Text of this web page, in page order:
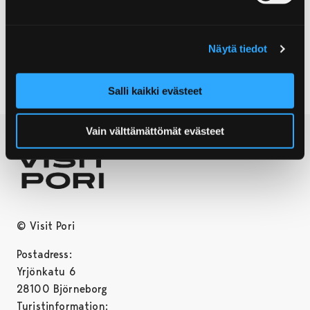
Näytä tiedot
Salli kaikki evästeet
Vain välttämättömät evästeet
© Visit Pori
Postadress:
Yrjönkatu 6
28100 Björneborg
Turistinformation: